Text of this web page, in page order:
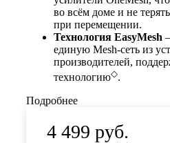
во всём доме и не
при перемещении.
Технология EasyMesh
единую Mesh‑сеть из
производителей,
технологию◇.
Подробнее
4 499 руб.